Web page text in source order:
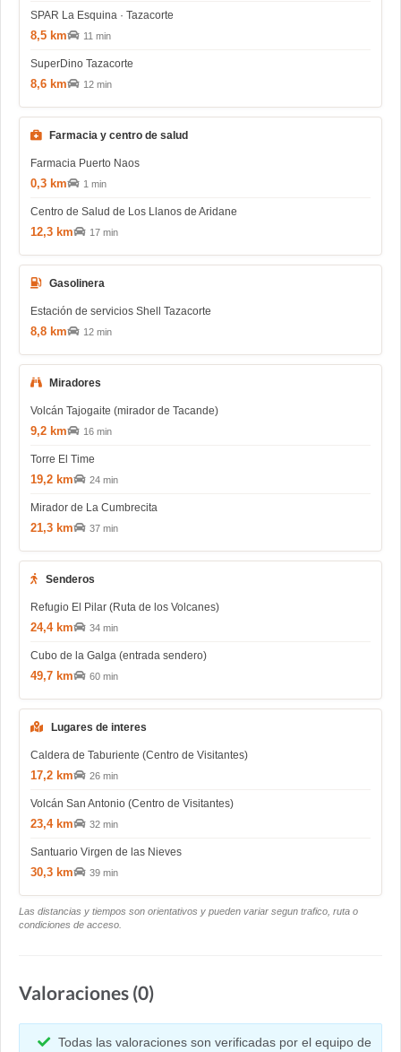
SPAR La Esquina · Tazacorte
8,5 km 11 min
SuperDino Tazacorte
8,6 km 12 min
Farmacia y centro de salud
Farmacia Puerto Naos
0,3 km 1 min
Centro de Salud de Los Llanos de Aridane
12,3 km 17 min
Gasolinera
Estación de servicios Shell Tazacorte
8,8 km 12 min
Miradores
Volcán Tajogaite (mirador de Tacande)
9,2 km 16 min
Torre El Time
19,2 km 24 min
Mirador de La Cumbrecita
21,3 km 37 min
Senderos
Refugio El Pilar (Ruta de los Volcanes)
24,4 km 34 min
Cubo de la Galga (entrada sendero)
49,7 km 60 min
Lugares de interes
Caldera de Taburiente (Centro de Visitantes)
17,2 km 26 min
Volcán San Antonio (Centro de Visitantes)
23,4 km 32 min
Santuario Virgen de las Nieves
30,3 km 39 min
Las distancias y tiempos son orientativos y pueden variar segun trafico, ruta o
condiciones de acceso.
Valoraciones (0)
Todas las valoraciones son verificadas por el equipo de